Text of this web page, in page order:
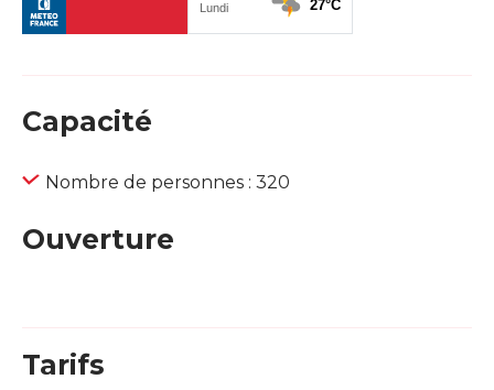
Capacité
Nombre de personnes : 320
Ouverture
Tarifs